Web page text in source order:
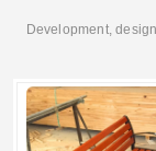
Development,